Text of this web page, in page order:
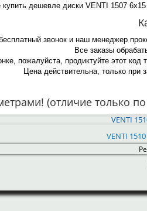
дешевле диски VENTI 1507
звонок и наш менеджер
Все заказы
пожалуйста, продиктуйте этот
Цена действительна, только при
(отличие только
VENTI